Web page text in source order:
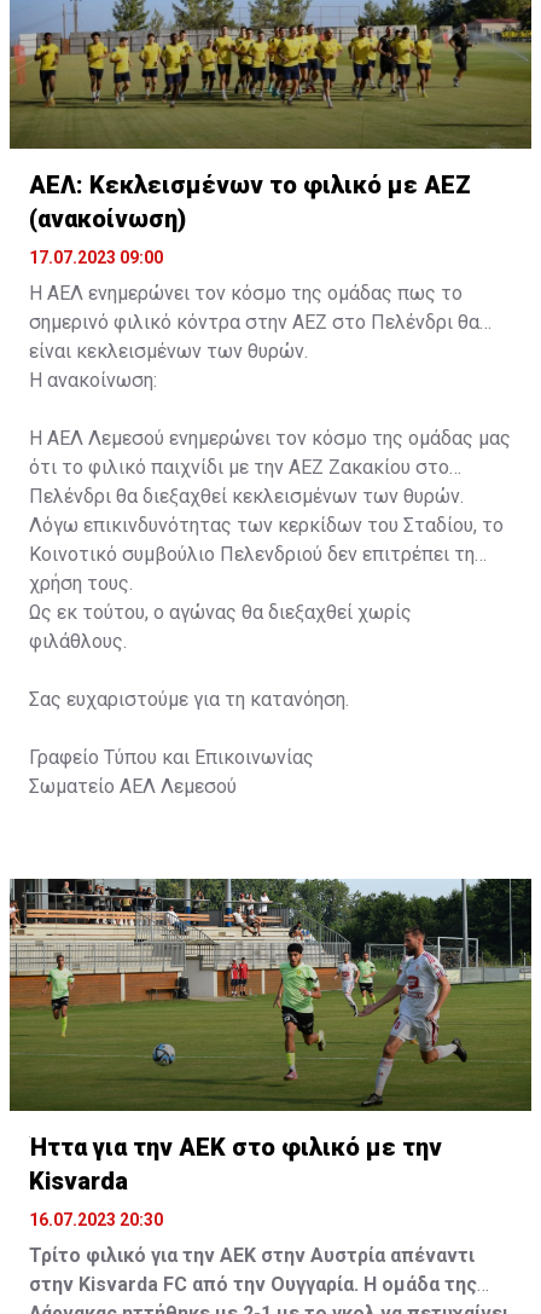
ΑΕΛ: Κεκλεισμένων το φιλικό με ΑΕΖ
(ανακοίνωση)
17.07.2023 09:00
Η ΑΕΛ ενημερώνει τον κόσμο της ομάδας πως το
σημερινό φιλικό κόντρα στην ΑΕΖ στο Πελένδρι θα
είναι κεκλεισμένων των θυρών.
Η ανακοίνωση:
Η ΑΕΛ Λεμεσού ενημερώνει τον κόσμο της ομάδας μας
ότι το φιλικό παιχνίδι με την ΑΕΖ Ζακακίου στο
Πελένδρι θα διεξαχθεί κεκλεισμένων των θυρών.
Λόγω επικινδυνότητας των κερκίδων του Σταδίου, το
Κοινοτικό συμβούλιο Πελενδριού δεν επιτρέπει τη
χρήση τους.
Ως εκ τούτου, ο αγώνας θα διεξαχθεί χωρίς
φιλάθλους.
Σας ευχαριστούμε για τη κατανόηση.
Γραφείο Τύπου και Επικοινωνίας
Σωματείο ΑΕΛ Λεμεσού
Ήττα για την ΑΕΚ στο φιλικό με την
Kisvarda
16.07.2023 20:30
Τρίτο φιλικό για την ΑΕΚ στην Αυστρία απέναντι
στην Kisvarda FC από την Ουγγαρία. Η ομάδα της